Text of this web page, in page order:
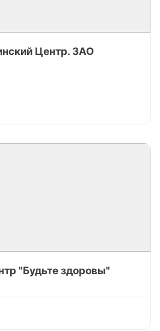
Центр. ЗАО
"Будьте здоровы"